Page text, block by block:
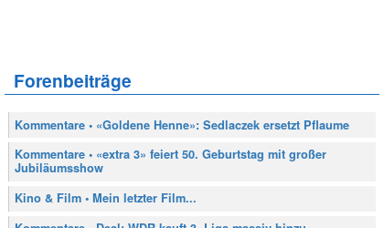
Forenbeiträge
Kommentare • «Goldene Henne»: Sedlaczek ersetzt Pflaume
Kommentare • «extra 3» feiert 50. Geburtstag mit großer
Jubiläumsshow
Kino & Film • Mein letzter Film...